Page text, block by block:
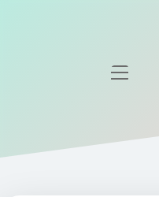
Gizlilik
menüyü